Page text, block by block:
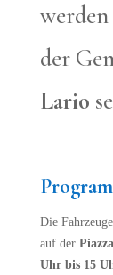
der
Lario
Die
auf der
Uhr bis 15